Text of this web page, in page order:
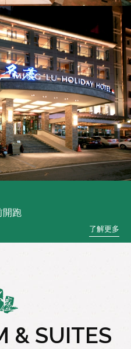
開跑
了解更多
& SUITES